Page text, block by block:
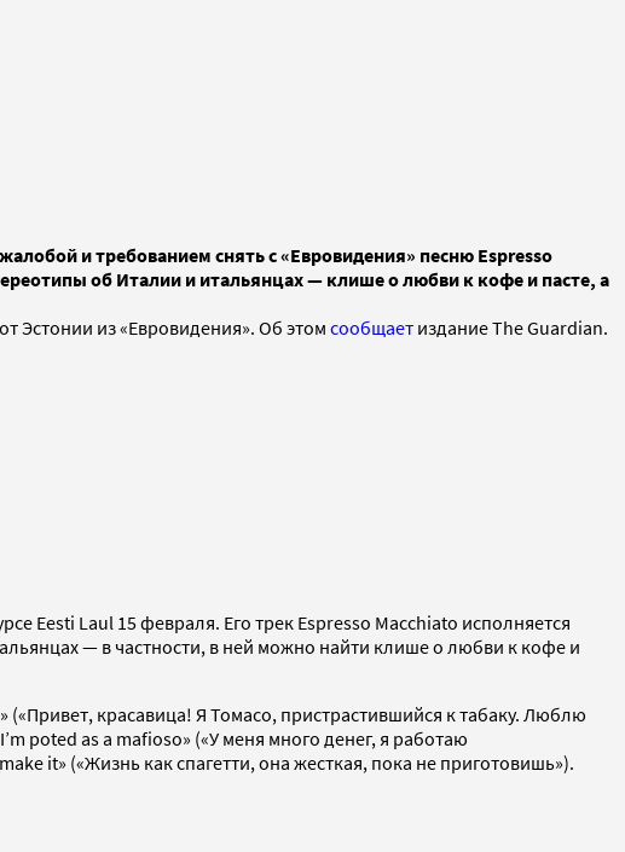
и требованием снять с «Евровидения» песню Espresso
об Италии и итальянцах — клише о любви к кофе и пасте, а
Эстонии из «Евровидения». Об этом сообщает издание The Guardian.
Eesti Laul 15 февраля. Его трек Espresso Macchiato исполняется
— в частности, в ней можно найти клише о любви к кофе и
(«Привет, красавица! Я Томасо, пристрастившийся к табаку. Люблю
poted as a mafioso» («У меня много денег, я работаю
it» («Жизнь как спагетти, она жесткая, пока не приготовишь»).